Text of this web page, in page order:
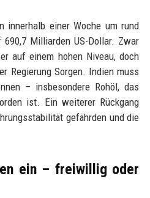
innerhalb einer Woche um rund
Milliarden US-Dollar. Zwar
auf einem hohen Niveau, doch
Regierung Sorgen. Indien muss
– insbesondere Rohöl, das
ist. Ein weiterer Rückgang
gefährden und die
ein – freiwillig oder